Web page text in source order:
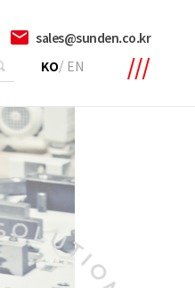
sales@sunden.co.kr
KO/ EN